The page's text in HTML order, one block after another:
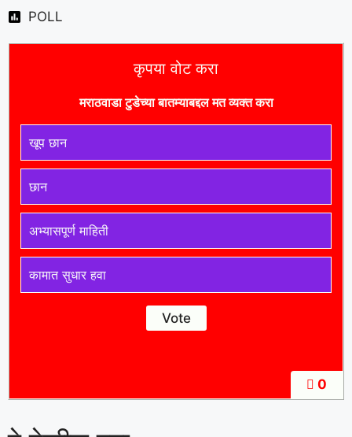
POLL
0
कृपया वोट करा
मराठवाडा टुडेच्या बातम्याबद्दल मत व्यक्त करा
खूप छान
छान
अभ्यासपूर्ण माहिती
कामात सुधार हवा